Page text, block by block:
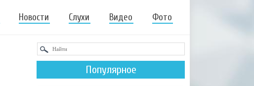
Новости Слухи Видео Фото
Популярное